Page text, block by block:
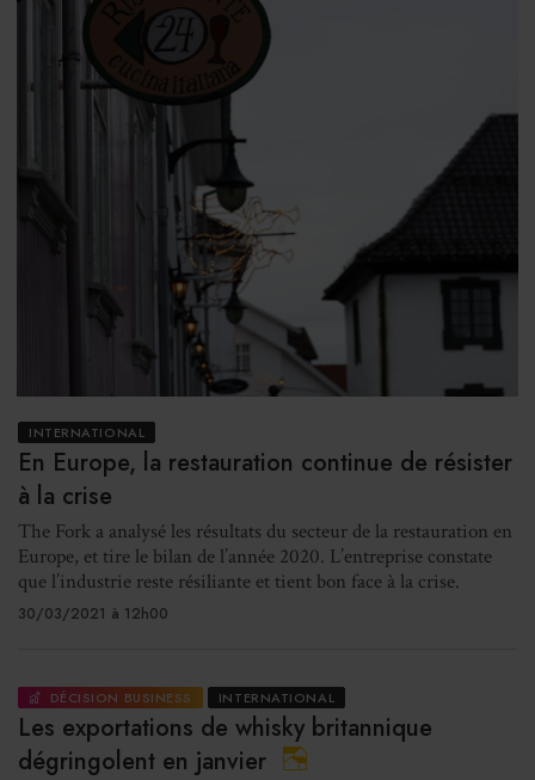
INTERNATIONAL
En Europe, la restauration continue de résister
à la crise
The Fork a analysé les résultats du secteur de la restauration en
Europe, et tire le bilan de l’année 2020. L’entreprise constate
que l’industrie reste résiliante et tient bon face à la crise.
30/03/2021 à 12h00
DÉCISION BUSINESS INTERNATIONAL
Les exportations de whisky britannique
dégringolent en janvier